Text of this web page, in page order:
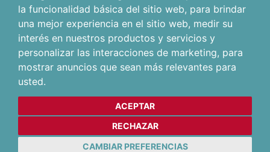
la funcionalidad básica del sitio web, para brindar
una mejor experiencia en el sitio web, medir su
interés en nuestros productos y servicios y
personalizar las interacciones de marketing, para
mostrar anuncios que sean más relevantes para
usted.
ACEPTAR
RECHAZAR
CAMBIAR PREFERENCIAS